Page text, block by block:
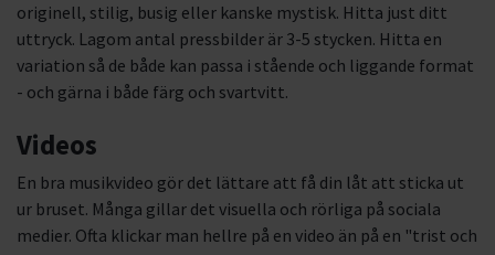
originell, stilig, busig eller kanske mystisk. Hitta just ditt
uttryck. Lagom antal pressbilder är 3-5 stycken. Hitta en
variation så de både kan passa i stående och liggande format
- och gärna i både färg och svartvitt.
Videos
En bra musikvideo gör det lättare att få din låt att sticka ut
ur bruset. Många gillar det visuella och rörliga på sociala
medier. Ofta klickar man hellre på en video än på en "trist och